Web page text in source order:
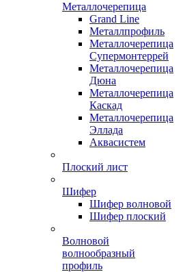
Металлочерепица
Grand Line
Металлпрофиль
Металлочерепица
Супермонтеррей
Металлочерепица
Дюна
Металлочерепица
Каскад
Металлочерепица
Эллада
Аквасистем
Плоский лист
Шифер
Шифер волновой
Шифер плоский
Волновой
волнообразный
профиль